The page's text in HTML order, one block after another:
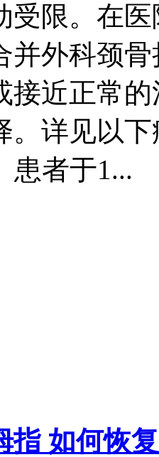
受限。在
并外科颈
接近正常
。详见以
患者于1...
指 如何恢